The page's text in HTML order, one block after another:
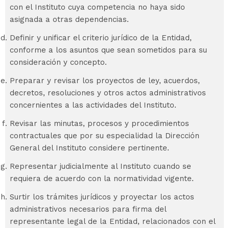
con el Instituto cuya competencia no haya sido
asignada a otras dependencias.
Definir y unificar el criterio jurídico de la Entidad,
conforme a los asuntos que sean sometidos para su
consideración y concepto.
Preparar y revisar los proyectos de ley, acuerdos,
decretos, resoluciones y otros actos administrativos
concernientes a las actividades del Instituto.
Revisar las minutas, procesos y procedimientos
contractuales que por su especialidad la Dirección
General del Instituto considere pertinente.
Representar judicialmente al Instituto cuando se
requiera de acuerdo con la normatividad vigente.
Surtir los trámites jurídicos y proyectar los actos
administrativos necesarios para firma del
representante legal de la Entidad, relacionados con el